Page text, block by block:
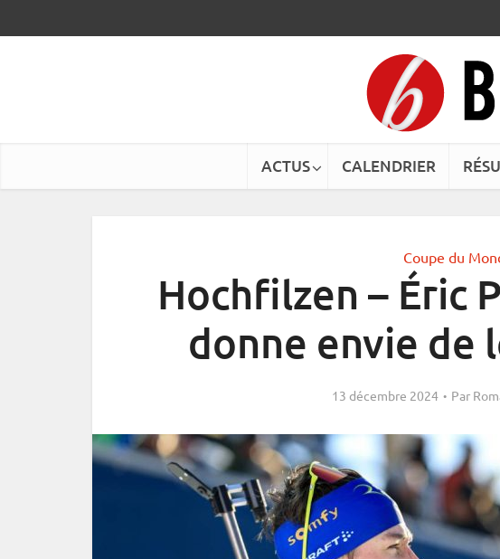
ACTUS CALENDRIER
Coupe du
Hochfilzen – Éric
donne envie de
13 décembre 2024 Par